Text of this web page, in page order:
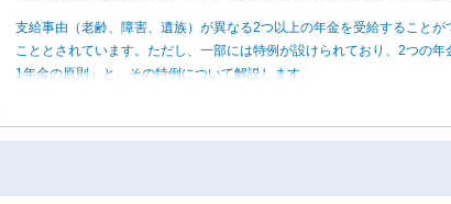
支給事由（老齢、障害、遺族）が異なる2つ以上の年金を受給すること
こととされています。ただし、一部には特例が設けられており、2つの
1年金の原則」と、その特例について解説します。